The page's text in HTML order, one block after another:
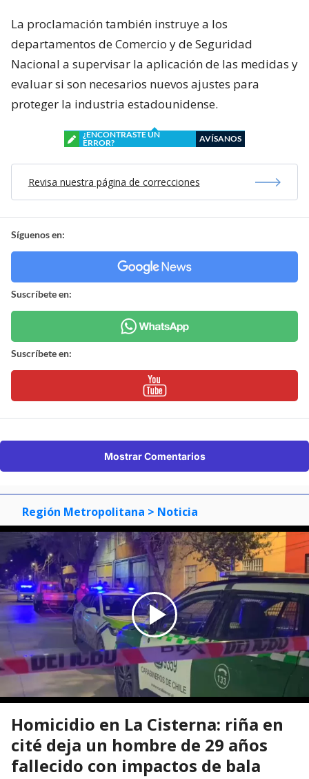
La proclamación también instruye a los
departamentos de Comercio y de Seguridad
Nacional a supervisar la aplicación de las medidas y
evaluar si son necesarios nuevos ajustes para
proteger la industria estadounidense.
¿ENCONTRASTE UN
ERROR?
AVÍSANOS
Revisa nuestra página de correcciones
Síguenos en:
Suscríbete en:
Suscríbete en:
Mostrar Comentarios
Región Metropolitana > Noticia
Homicidio en La Cisterna: riña en
cité deja un hombre de 29 años
fallecido con impactos de bala